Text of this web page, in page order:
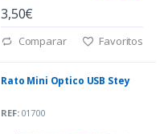
3,50€
Comparar Favoritos
Rato Mini Optico USB Stey
REF:01700